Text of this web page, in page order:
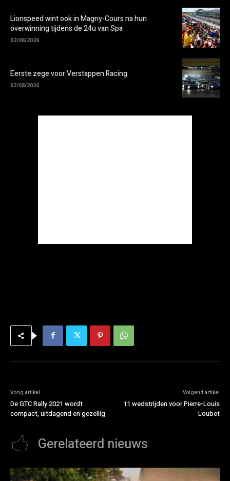
Lionspeed wint ook in Magny-Cours na hun
overwinning tijdens de 24u van Spa
02/08/2026
Eerste zege voor Verstappen Racing
02/08/2026
Vorig artikel
De GTC Rally 2021 wordt
compact, uitdagend en gezellig
Volgend artikel
11 wedstrijden voor Pierre-Louis
Loubet
Gerelateerd nieuws